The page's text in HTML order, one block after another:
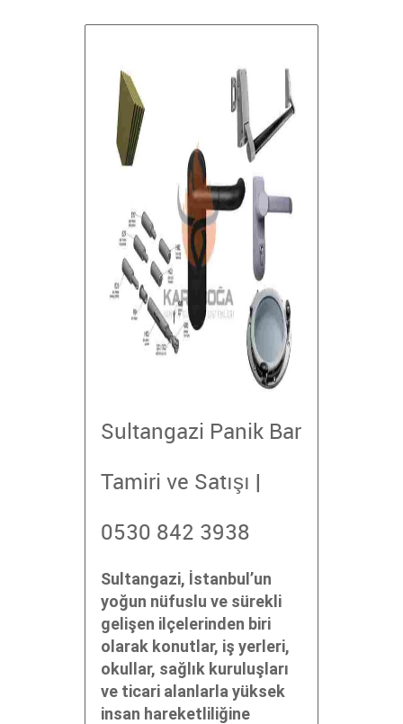
Sultangazi Panik Bar
Tamiri ve Satışı |
0530 842 3938
Sultangazi, İstanbul’un
yoğun nüfuslu ve sürekli
gelişen ilçelerinden biri
olarak konutlar, iş yerleri,
okullar, sağlık kuruluşları
ve ticari alanlarla yüksek
insan hareketliliğine